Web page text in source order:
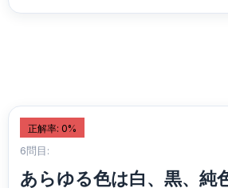
正解率: 0%
6問目:
あらゆる色は白、黒、純